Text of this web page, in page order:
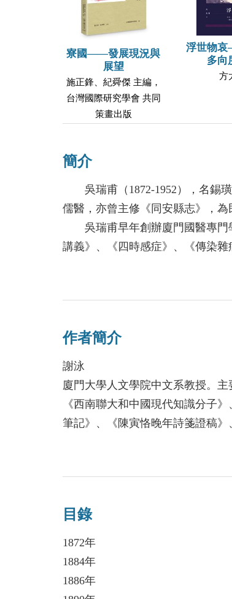
寮國——發展現況與
展望
施正鋒、紀舜傑 主編，
台灣國際研究學會 共同
策畫出版
浮世物
多向
方
簡介
吳瑞甫（1872-1952），名錫璜
儒醫，亦曾主修《同安縣志》，為
吳瑞甫早年創辦廈門國醫專門
講義》、《四時感症》、《傳染
世。行醫之餘，他亦創辦中醫學
醫學圖書館，為新加坡中醫界敬重
吳瑞甫對福建與新加坡中醫發展
商醫各方人士來往書信、論著節
成就。
作者簡介
謝泳
廈門大學人文學院中文系教授。
《西南聯大和中國現代知識分子
筆記》、《陳寅恪晚年詩箋證稿》
目錄
1872年
1884年
1886年